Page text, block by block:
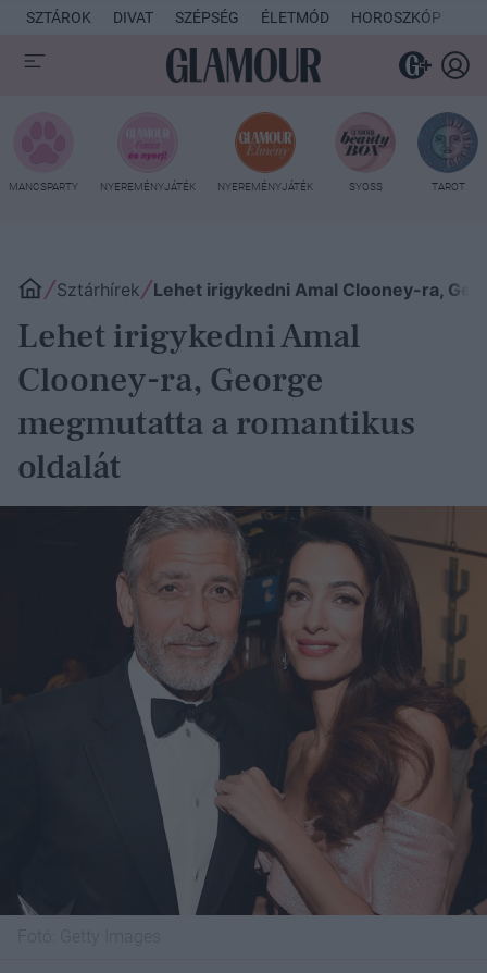
SZTÁROK DIVAT SZÉPSÉG ÉLETMÓD HOROSZKÓP
MANCSPARTY NYEREMÉNYJÁTÉK NYEREMÉNYJÁTÉK SYOSS TAROT
Sztárhírek Lehet irigykedni Amal Clooney-ra,
Lehet irigykedni Amal
Clooney-ra, George
megmutatta a romantikus
oldalát